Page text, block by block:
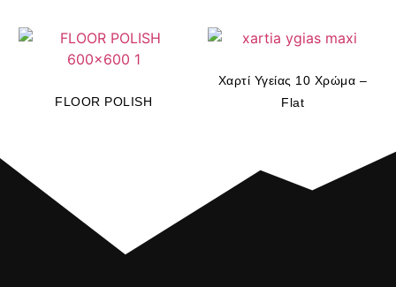
FLOOR POLISH
Χαρτί Υγείας 10 Χρώμα –
Flat